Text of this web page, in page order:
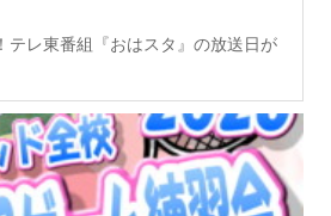
テレ東番組『おはスタ』の放送日が